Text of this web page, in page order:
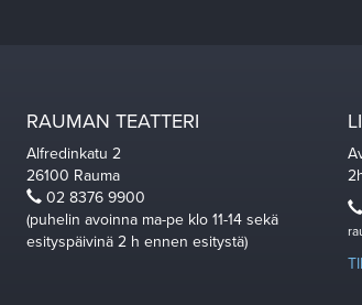
RAUMAN TEATTERI
Alfredinkatu 2
26100 Rauma
02 8376 9900
(puhelin avoinna ma-pe klo 11-14 sekä
esityspäivinä 2 h ennen esitystä)